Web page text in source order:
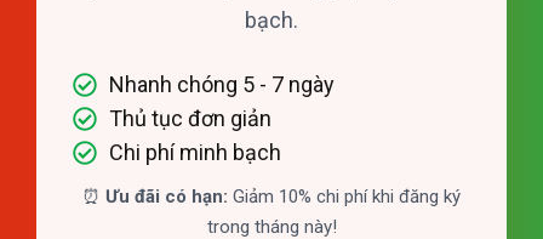
bạch.
Nhanh chóng 5 - 7 ngày
Thủ tục đơn giản
Chi phí minh bạch
⏰ Ưu đãi có hạn: Giảm 10% chi phí khi đăng ký
trong tháng này!